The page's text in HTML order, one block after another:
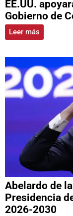
EE.UU.
Gobierno de
Leer más
Abelardo de
Presidencia
2026-2030